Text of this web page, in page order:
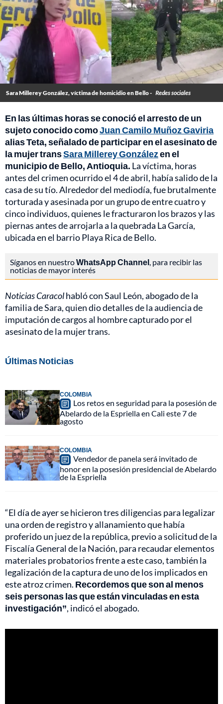
Sara Millerey González, víctima de homicidio en Bello - Redes sociales
En las últimas horas se conoció el arresto de un
sujeto conocido comoJuan Camilo Muñoz Gaviria
alias Teta, señalado de participar en el asesinato de
la mujer transSara Millerey Gonzálezen el
municipio de Bello, Antioquia. La víctima, horas
antes del crimen ocurrido el 4 de abril, había salido de la
casa de su tío. Alrededor del mediodía, fue brutalmente
torturada y asesinada por un grupo de entre cuatro y
cinco individuos, quienes le fracturaron los brazos y las
piernas antes de arrojarla a la quebrada La García,
ubicada en el barrio Playa Rica de Bello.
Síganos en nuestroWhatsApp Channel, para recibir las
noticias de mayor interés
Noticias Caracolhabló con Saul León, abogado de la
familia de Sara, quien dio detalles de la audiencia de
imputación de cargos al hombre capturado por el
asesinato de la mujer trans.
Últimas Noticias
COLOMBIA
Los retos en seguridad para la posesión de
Abelardo de la Espriella en Cali este 7 de
agosto
COLOMBIA
Vendedor de panela será invitado de
honor en la posesión presidencial de Abelardo
de la Espriella
“El día de ayer se hicieron tres diligencias para legalizar
una orden de registro y allanamiento que había
proferido un juez de la república, previo a solicitud de la
Fiscalía General de la Nación, para recaudar elementos
materiales probatorios frente a este caso, también la
legalización de la captura de uno de los implicados en
este atroz crimen. Recordemos que son al menos
seis personas las que están vinculadas en esta
investigación”, indicó el abogado.